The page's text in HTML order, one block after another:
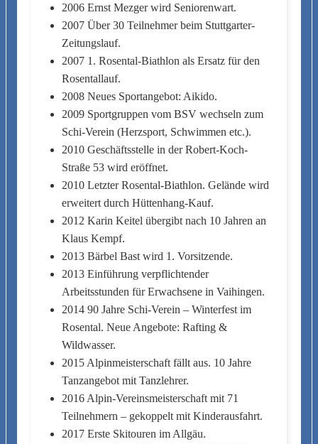
2006 Ernst Mezger wird Seniorenwart.
2007 Über 30 Teilnehmer beim Stuttgarter-
Zeitungslauf.
2007 1. Rosental-Biathlon als Ersatz für den
Rosentallauf.
2008 Neues Sportangebot: Aikido.
2009 Sportgruppen vom BSV wechseln zum
Schi-Verein (Herzsport, Schwimmen etc.).
2010 Geschäftsstelle in der Robert-Koch-
Straße 53 wird eröffnet.
2010 Letzter Rosental-Biathlon. Gelände wird
erweitert durch Hüttenhang-Kauf.
2012 Karin Keitel übergibt nach 10 Jahren an
Klaus Kempf.
2013 Bärbel Bast wird 1. Vorsitzende.
2013 Einführung verpflichtender
Arbeitsstunden für Erwachsene in Vaihingen.
2014 90 Jahre Schi-Verein – Winterfest im
Rosental. Neue Angebote: Rafting &
Wildwasser.
2015 Alpinmeisterschaft fällt aus. 10 Jahre
Tanzangebot mit Tanzlehrer.
2016 Alpin-Vereinsmeisterschaft mit 71
Teilnehmern – gekoppelt mit Kinderausfahrt.
2017 Erste Skitouren im Allgäu.